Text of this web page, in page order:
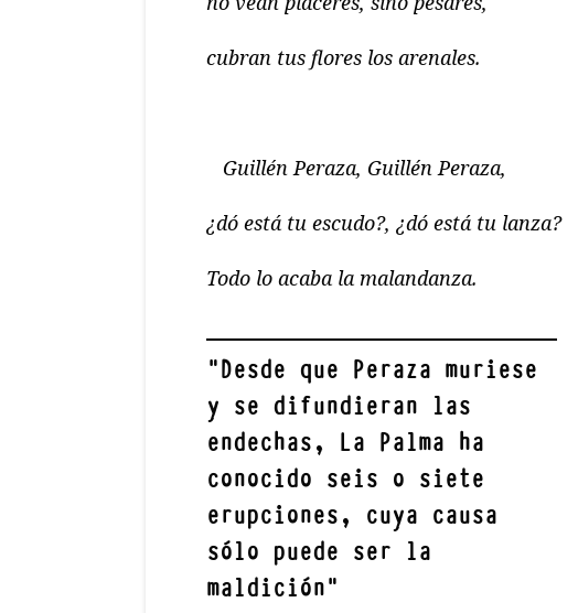
cubran tus flores los arenales.
Guillén Peraza, Guillén Peraza,
¿dó está tu escudo?, ¿dó está tu lanza?
Todo lo acaba la malandanza.
"Desde que Peraza muriese
y se difundieran las
endechas, La Palma ha
conocido seis o siete
erupciones, cuya causa
sólo puede ser la
maldición"